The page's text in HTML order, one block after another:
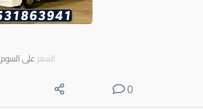
السعر على السوم
0